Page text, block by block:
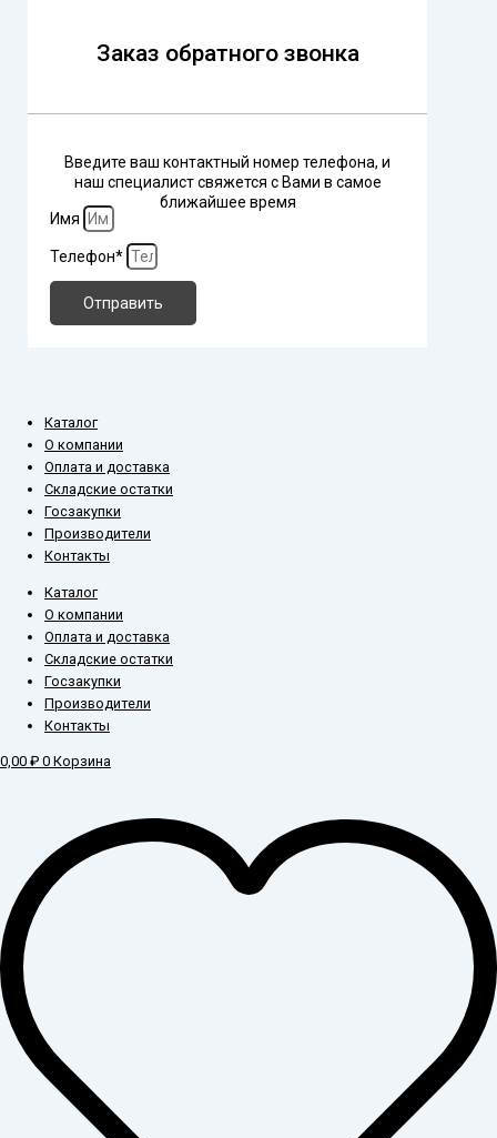
Заказ обратного звонка
Введите ваш контактный номер телефона, и
наш специалист свяжется с Вами в самое
ближайшее время
Имя
Телефон*
Отправить
Каталог
О компании
Оплата и доставка
Складские остатки
Госзакупки
Производители
Контакты
Каталог
О компании
Оплата и доставка
Складские остатки
Госзакупки
Производители
Контакты
0,00 ₽ 0 Корзина